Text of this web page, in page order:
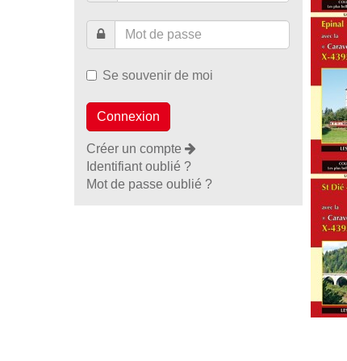
Se souvenir de moi
Créer un compte
Identifiant oublié ?
Mot de passe oublié ?